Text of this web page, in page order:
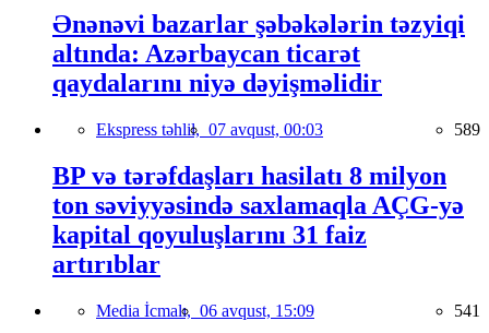
Ənənəvi bazarlar şəbəkələrin təzyiqi
altında: Azərbaycan ticarət
qaydalarını niyə dəyişməlidir
Ekspress təhlil, 07 avqust, 00:03 589
BP və tərəfdaşları hasilatı 8 milyon
ton səviyyəsində saxlamaqla AÇG-yə
kapital qoyuluşlarını 31 faiz
artırıblar
Media İcmalı, 06 avqust, 15:09 541